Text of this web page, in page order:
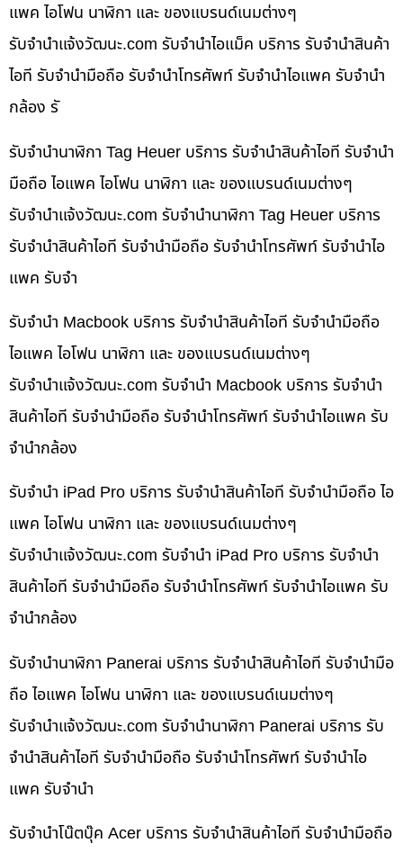
แพค ไอโฟน นาฬิกา และ ของแบรนด์เนมต่างๆ
รับจํานําแจ้งวัฒนะ.com รับจำนำไอแม็ค บริการ รับจำนำสินค้า
ไอที รับจำนำมือถือ รับจำนำโทรศัพท์ รับจำนำไอแพค รับจำนำ
กล้อง รั
รับจำนำนาฬิกา Tag Heuer บริการ รับจำนำสินค้าไอที รับจำนำ
มือถือ ไอแพค ไอโฟน นาฬิกา และ ของแบรนด์เนมต่างๆ
รับจํานําแจ้งวัฒนะ.com รับจำนำนาฬิกา Tag Heuer บริการ
รับจำนำสินค้าไอที รับจำนำมือถือ รับจำนำโทรศัพท์ รับจำนำไอ
แพค รับจำ
รับจำนำ Macbook บริการ รับจำนำสินค้าไอที รับจำนำมือถือ
ไอแพค ไอโฟน นาฬิกา และ ของแบรนด์เนมต่างๆ
รับจํานําแจ้งวัฒนะ.com รับจำนำ Macbook บริการ รับจำนำ
สินค้าไอที รับจำนำมือถือ รับจำนำโทรศัพท์ รับจำนำไอแพค รับ
จำนำกล้อง
รับจำนำ iPad Pro บริการ รับจำนำสินค้าไอที รับจำนำมือถือ ไอ
แพค ไอโฟน นาฬิกา และ ของแบรนด์เนมต่างๆ
รับจํานําแจ้งวัฒนะ.com รับจำนำ iPad Pro บริการ รับจำนำ
สินค้าไอที รับจำนำมือถือ รับจำนำโทรศัพท์ รับจำนำไอแพค รับ
จำนำกล้อง
รับจำนำนาฬิกา Panerai บริการ รับจำนำสินค้าไอที รับจำนำมือ
ถือ ไอแพค ไอโฟน นาฬิกา และ ของแบรนด์เนมต่างๆ
รับจํานําแจ้งวัฒนะ.com รับจำนำนาฬิกา Panerai บริการ รับ
จำนำสินค้าไอที รับจำนำมือถือ รับจำนำโทรศัพท์ รับจำนำไอ
แพค รับจำนำ
รับจำนำโน๊ตบุ๊ค Acer บริการ รับจำนำสินค้าไอที รับจำนำมือถือ